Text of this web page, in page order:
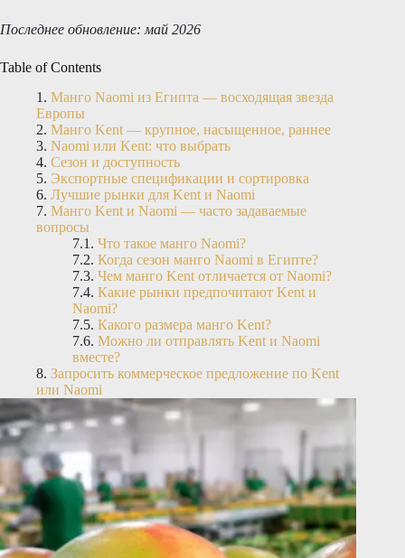
Последнее обновление: май 2026
Table of Contents
Манго Naomi из Египта — восходящая звезда
Европы
Манго Kent — крупное, насыщенное, раннее
Naomi или Kent: что выбрать
Сезон и доступность
Экспортные спецификации и сортировка
Лучшие рынки для Kent и Naomi
Манго Kent и Naomi — часто задаваемые
вопросы
Что такое манго Naomi?
Когда сезон манго Naomi в Египте?
Чем манго Kent отличается от Naomi?
Какие рынки предпочитают Kent и
Naomi?
Какого размера манго Kent?
Можно ли отправлять Kent и Naomi
вместе?
Запросить коммерческое предложение по Kent
или Naomi